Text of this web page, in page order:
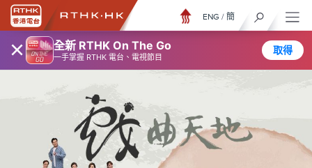
× 全新 RTHK On The Go
一手掌握 RTHK 電台、電視節目
取得
ENG / 簡